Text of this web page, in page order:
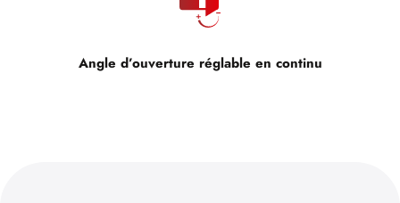
Angle d’ouverture réglable en continu